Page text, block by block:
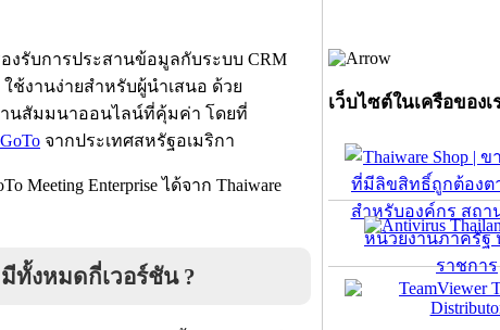
องรับการประสานข้อมูลกับระบบ CRM
ใช้งานง่ายสำหรับผู้นำเสนอ ด้วย
านสัมมนาออนไลน์ที่คุ้มค่า โดยที่
จากประเทศสหรัฐอเมริกา
Enterprise ได้จาก Thaiware
ทั้งหมดกี่เวอร์ชัน ?
เว็บไซต์ในเครือของเ